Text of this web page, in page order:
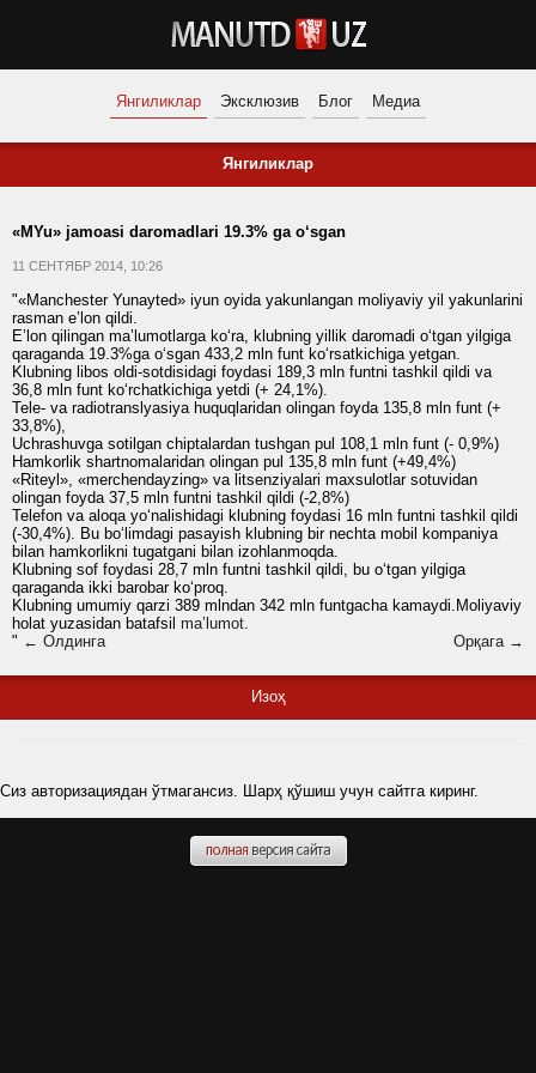
Янгиликлар Эксклюзив Блог Медиа
Янгиликлар
«MYu» jamoasi daromadlari 19.3% ga o‘sgan
11 СЕНТЯБР 2014, 10:26
"«Manchester Yunayted» iyun oyida yakunlangan moliyaviy yil yakunlarini
rasman e’lon qildi.
E’lon qilingan ma’lumotlarga ko‘ra, klubning yillik daromadi o‘tgan yilgiga
qaraganda 19.3%ga o‘sgan 433,2 mln funt ko‘rsatkichiga yetgan.
Klubning libos oldi-sotdisidagi foydasi 189,3 mln funtni tashkil qildi va
36,8 mln funt ko‘rchatkichiga yetdi (+ 24,1%).
Tele- va radiotranslyasiya huquqlaridan olingan foyda 135,8 mln funt (+
33,8%),
Uchrashuvga sotilgan chiptalardan tushgan pul 108,1 mln funt (- 0,9%)
Hamkorlik shartnomalaridan olingan pul 135,8 mln funt (+49,4%)
«Riteyl», «merchendayzing» va litsenziyalari maxsulotlar sotuvidan
olingan foyda 37,5 mln funtni tashkil qildi (-2,8%)
Telefon va aloqa yo‘nalishidagi klubning foydasi 16 mln funtni tashkil qildi
(-30,4%). Bu bo‘limdagi pasayish klubning bir nechta mobil kompaniya
bilan hamkorlikni tugatgani bilan izohlanmoqda.
Klubning sof foydasi 28,7 mln funtni tashkil qildi, bu o‘tgan yilgiga
qaraganda ikki barobar ko‘proq.
Klubning umumiy qarzi 389 mlndan 342 mln funtgacha kamaydi.Moliyaviy
holat yuzasidan batafsil ma’lumot.
" ← Олдинга Орқага →
Изоҳ
Сиз авторизациядан ўтмагансиз. Шарҳ қўшиш учун сайтга киринг.